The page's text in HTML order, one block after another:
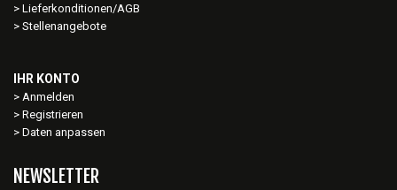
Lieferkonditionen/AGB
Stellenangebote
IHR KONTO
Anmelden
Registrieren
Daten anpassen
NEWSLETTER